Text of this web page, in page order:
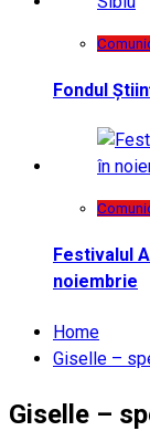
Fondul
Festivalul
noiembrie
Home
Giselle –
Giselle –